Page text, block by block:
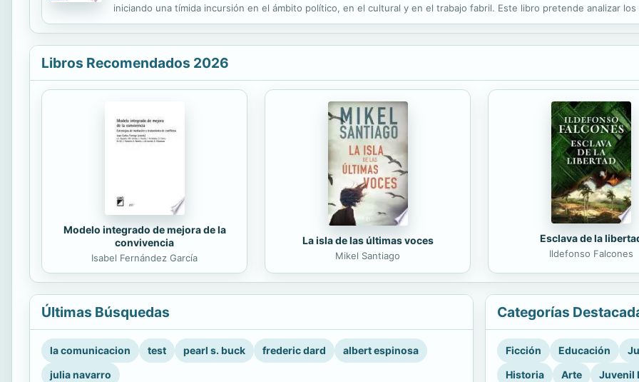
iniciando una tímida incursión en el ámbito político, en el cultural y en el trabajo fabril. Este libro pretende analizar
así, el acercamiento a los diversos aspectos históricos, económicos, sociales, políticos,...
Libros Recomendados 2026
Modelo integrado de mejora de la
convivencia
Isabel Fernández García
La isla de las últimas voces
Mikel Santiago
Esclava de la
Ildefonso Falcones
Últimas Búsquedas
la comunicacion test pearl s. buck frederic dard
albert espinosa
julia navarro
Categorías
Ficción Educación
Historia
Arte Juvenil